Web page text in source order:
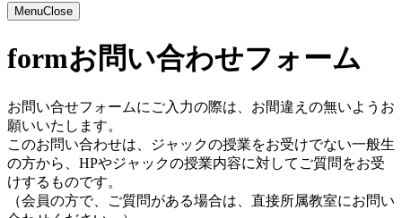
MenuClose
formお問い合わせフォーム
お問い合せフォームにご入力の際は、お間違えの無いようお
願いいたします。
このお問い合わせは、ジャックの授業をお受けでない一般生
の方から、HPやジャックの授業内容に対してご質問をお受
けするものです。
（会員の方で、ご質問がある場合は、直接所属教室にお問い